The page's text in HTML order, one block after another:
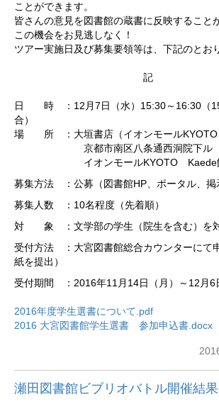
ことができます。
皆さんの意見を図書館の蔵書に反映すること
この機会をお見逃しなく！
ツアー実施日及び募集要領等は、下記のとお
記
日 時 ：12月7日（水）15:30～16:30（
合）
場 所 ：大垣書店（イオンモールKYOTO
京都市南区八条通西洞院下ル
イオンモールKYOTO Kaede
募集方法 ：公募（図書館HP、ポータル、掲
募集人数 ：10名程度（先着順）
対 象 ：文学部の学生（院生を含む）を
受付方法 ：大宮図書館総合カウンターにて
紙を提出）
受付期間 ：2016年11月14日（月）～12月6
2016年度学生選書について.pdf
2016 大宮図書館学生選書 参加申込書.docx
瀬田図書館ビブリオバトル開催結